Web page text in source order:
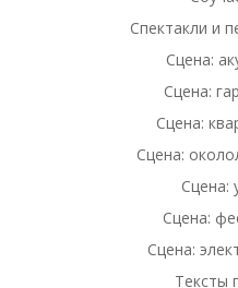
Спектакли и
Сцена:
Сцена:
Сцена:
Сцена:
Сцена:
Сцена:
Сцена:
Тексты